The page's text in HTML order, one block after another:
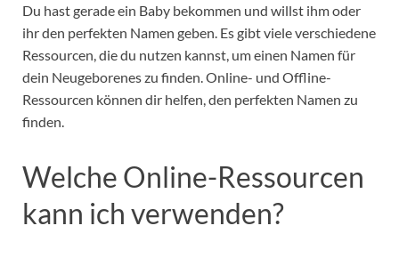
Du hast gerade ein Baby bekommen und willst ihm oder
ihr den perfekten Namen geben. Es gibt viele verschiedene
Ressourcen, die du nutzen kannst, um einen Namen für
dein Neugeborenes zu finden. Online- und Offline-
Ressourcen können dir helfen, den perfekten Namen zu
finden.
Welche Online-Ressourcen
kann ich verwenden?